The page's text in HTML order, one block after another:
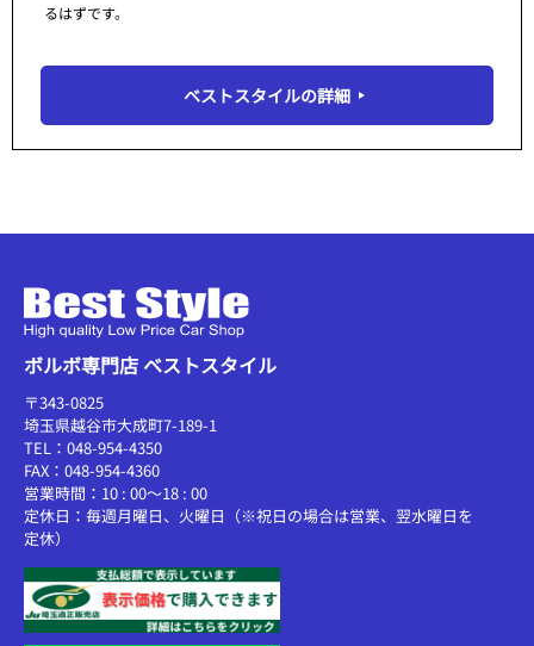
るはずです。
ベストスタイルの詳細
ボルボ専門店 ベストスタイル
〒343-0825
埼玉県越谷市大成町7-189-1
TEL：048-954-4350
FAX：048-954-4360
営業時間：10 : 00～18 : 00
定休日：毎週月曜日、火曜日（※祝日の場合は営業、翌水曜日を
定休）